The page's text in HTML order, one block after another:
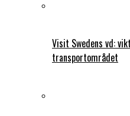
Visit Swedens vd:
transportområdet